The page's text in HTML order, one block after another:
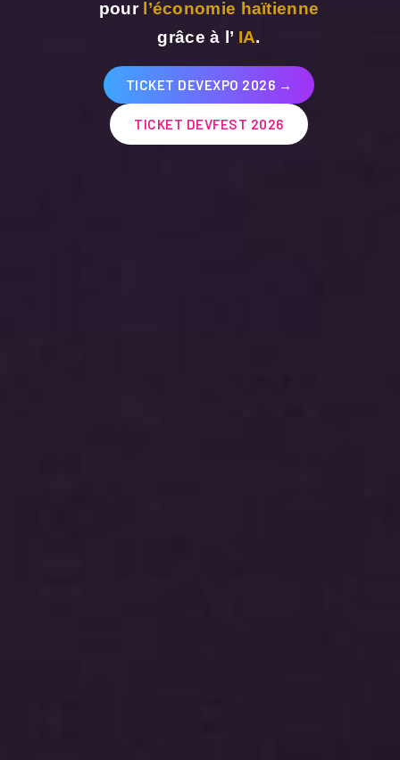
pour l’économie haïtienne
grâce à l’ IA.
TICKET DEVEXPO 2026
TICKET DEVFEST 2026